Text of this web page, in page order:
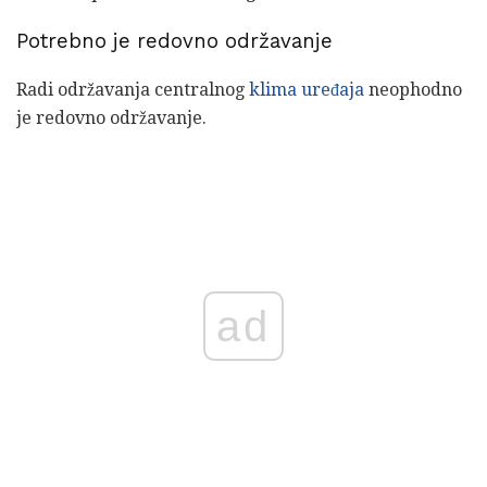
Potrebno je redovno održavanje
Radi održavanja centralnog klima uređaja neophodno
je redovno održavanje.
ad